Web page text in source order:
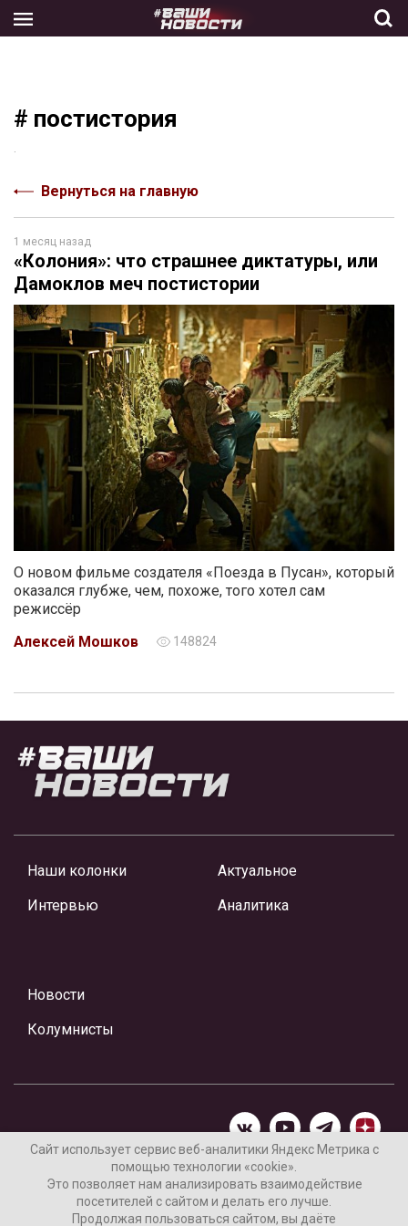
the
# постистория
Вернуться на главную
1 месяц назад
«Колония»: что страшнее диктатуры, или
Дамоклов меч постистории
О новом фильме создателя «Поезда в Пусан», который
оказался глубже, чем, похоже, того хотел сам
режиссёр
Алексей Мошков
148824
Наши колонки
Интервью
Актуальное
Аналитика
Новости
Колумнисты
Материалы предоставлены редакцией Интернет-газеты
«Ваши новости»
Сайт использует сервис веб-аналитики Яндекс Метрика с
помощью технологии «cookie».
Это позволяет нам анализировать взаимодействие
посетителей с сайтом и делать его лучше.
Продолжая пользоваться сайтом, вы даёте